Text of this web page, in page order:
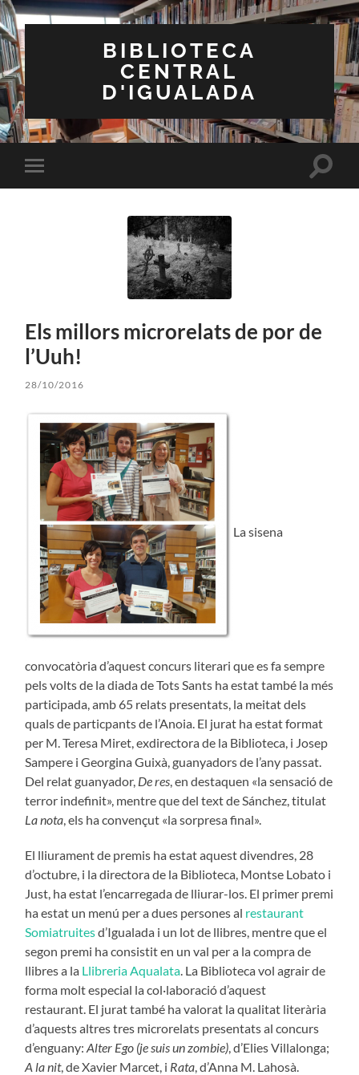
BIBLIOTECA
CENTRAL
D'IGUALADA
Toggle
mobile
Toggle
Els millors microrelats de por de
l’Uuh!
28/10/2016
La sisena
convocatòria d’aquest concurs literari que es fa sempre
pels volts de la diada de Tots Sants ha estat també la més
participada, amb 65 relats presentats, la meitat dels
quals de particpants de l’Anoia. El jurat ha estat format
per M. Teresa Miret, exdirectora de la Biblioteca, i Josep
Sampere i Georgina Guixà, guanyadors de l’any passat.
Del relat guanyador, De res , en destaquen «la sensació de
terror indefinit», mentre que del text de Sánchez, titulat
La nota , els ha convençut «la sorpresa final».
El lliurament de premis ha estat aquest divendres, 28
d’octubre, i la directora de la Biblioteca, Montse Lobato i
Just, ha estat l’encarregada de lliurar-los. El primer premi
ha estat un menú per a dues persones al restaurant
Somiatruitesd’Igualada i un lot de llibres, mentre que el
segon premi ha consistit en un val per a la compra de
llibres a la Llibreria Aqualata . La Biblioteca vol agrair de
forma molt especial la col·laboració d’aquest
restaurant. El jurat també ha valorat la qualitat literària
d’aquests altres tres microrelats presentats al concurs
d’enguany:Alter Ego (je suis un zombie) , d’Elies Villalonga;
A la nit, de Xavier Marcet, i Rata , d’Anna M. Lahosà.